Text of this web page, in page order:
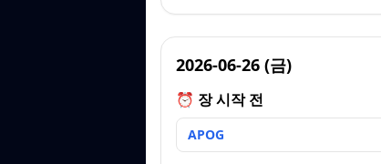
2026-06-26 (금)
⏰ 장 시작 전
APOG